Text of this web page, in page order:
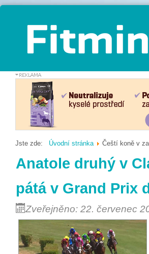
Jste zde: Úvodní stránka Čeští koně v
Anatole druhý v
pátá v Grand Prix
Zveřejněno: 22. červenec